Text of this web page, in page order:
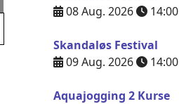
08 Aug. 2026
14:00
Skandaløs Festival
09 Aug. 2026
14:00
Aquajogging 2 Kurse